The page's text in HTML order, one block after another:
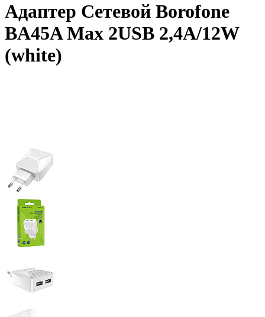
Адаптер Сетевой Borofone
BA45A Max 2USB 2,4A/12W
(white)